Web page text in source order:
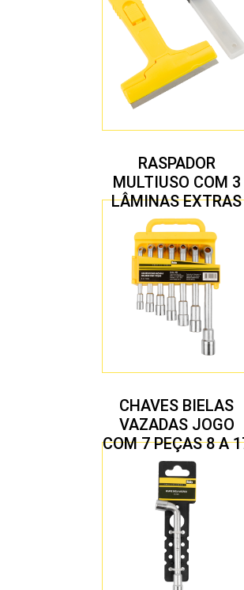
RASPADOR
MULTIUSO COM 3
LÂMINAS EXTRAS
CHAVES BIELAS
VAZADAS JOGO
COM 7 PEÇAS 8 A
MM